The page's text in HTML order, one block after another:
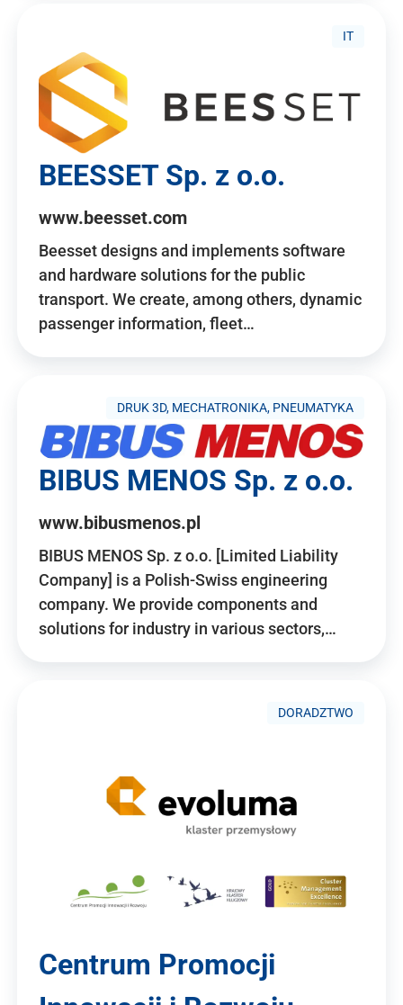
IT
BEESSET Sp. z o.o.
www.beesset.com
Beesset designs and implements software
and hardware solutions for the public
transport. We create, among others, dynamic
passenger information, fleet…
DRUK 3D, MECHATRONIKA, PNEUMATYKA
BIBUS MENOS Sp. z o.o.
www.bibusmenos.pl
BIBUS MENOS Sp. z o.o. [Limited Liability
Company] is a Polish-Swiss engineering
company. We provide components and
solutions for industry in various sectors,…
DORADZTWO
Centrum Promocji